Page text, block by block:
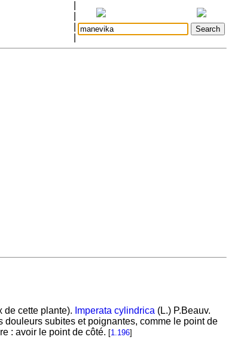
de cette plante). Imperata cylindrica (L.) P.Beauv.
subites et poignantes, comme le point de
: avoir le point de côté. [1.196]